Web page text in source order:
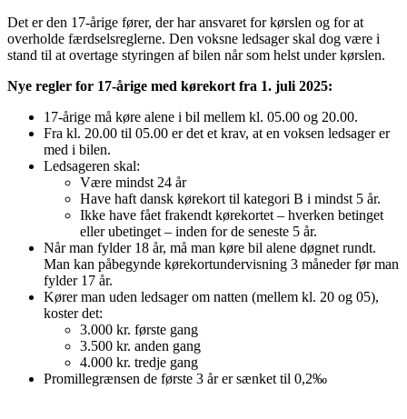
Det er den 17-årige fører, der har ansvaret for kørslen og for at
overholde færdselsreglerne. Den voksne ledsager skal dog være i
stand til at overtage styringen af bilen når som helst under kørslen.
Nye regler for 17-årige med kørekort fra 1. juli 2025:
17-årige må køre alene i bil mellem kl. 05.00 og 20.00.
Fra kl. 20.00 til 05.00 er det et krav, at en voksen ledsager er
med i bilen.
Ledsageren skal:
Være mindst 24 år
Have haft dansk kørekort til kategori B i mindst 5 år.
Ikke have fået frakendt kørekortet – hverken betinget
eller ubetinget – inden for de seneste 5 år.
Når man fylder 18 år, må man køre bil alene døgnet rundt.
Man kan påbegynde kørekortundervisning 3 måneder før man
fylder 17 år.
Kører man uden ledsager om natten (mellem kl. 20 og 05),
koster det:
3.000 kr. første gang
3.500 kr. anden gang
4.000 kr. tredje gang
Promillegrænsen de første 3 år er sænket til 0,2‰